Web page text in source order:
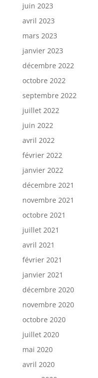
juin 2023
avril 2023
mars 2023
janvier 2023
décembre 2022
octobre 2022
septembre 2022
juillet 2022
juin 2022
avril 2022
février 2022
janvier 2022
décembre 2021
novembre 2021
octobre 2021
juillet 2021
avril 2021
février 2021
janvier 2021
décembre 2020
novembre 2020
octobre 2020
juillet 2020
mai 2020
avril 2020